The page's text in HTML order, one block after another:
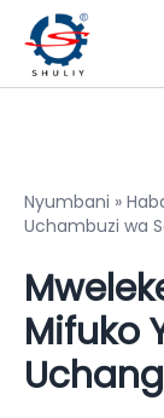
Nyumbani »
Uchambuzi wa
Mifuko